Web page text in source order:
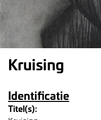
Kruising
Identificatie
Titel(s):